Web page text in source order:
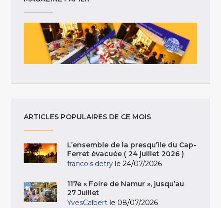
ARTICLES POPULAIRES DE CE MOIS
L’ensemble de la presqu’île du Cap-
Ferret évacuée ( 24 juillet 2026 )
francois.detry le 24/07/2026
117e « Foire de Namur », jusqu’au
27 Juillet
YvesCalbert le 08/07/2026